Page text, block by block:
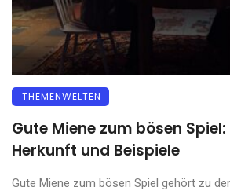
THEMENWELTEN
Gute Miene zum bösen
Herkunft und Beispiele
Gute Miene zum bösen Spiel gehört zu